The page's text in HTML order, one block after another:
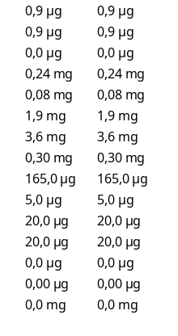
0,9 µg
0,9 µg
0,9 µg
0,9 µg
0,0 µg
0,0 µg
0,24 mg
0,24 mg
0,08 mg
0,08 mg
1,9 mg
1,9 mg
3,6 mg
3,6 mg
0,30 mg
0,30 mg
165,0 µg
165,0 µg
5,0 µg
5,0 µg
20,0 µg
20,0 µg
20,0 µg
20,0 µg
0,0 µg
0,0 µg
0,00 µg
0,00 µg
0,0 mg
0,0 mg